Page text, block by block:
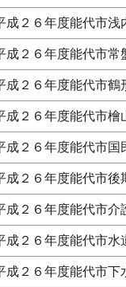
成２６年度能代市浅
成２６年度能代市常
成２６年度能代市鶴
成２６年度能代市檜
成２６年度能代市国
成２６年度能代市後
成２６年度能代市介
成２６年度能代市水
成２６年度能代市下